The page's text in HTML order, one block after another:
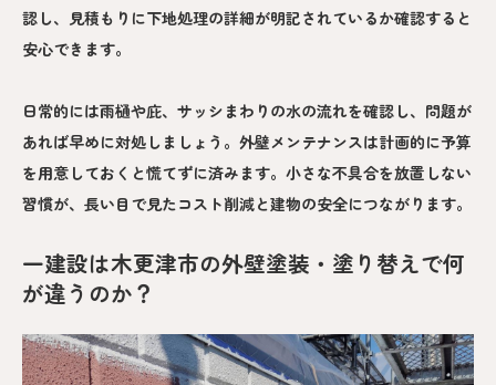
認し、見積もりに下地処理の詳細が明記されているか確認すると
安心できます。
日常的には雨樋や庇、サッシまわりの水の流れを確認し、問題が
あれば早めに対処しましょう。外壁メンテナンスは計画的に予算
を用意しておくと慌てずに済みます。小さな不具合を放置しない
習慣が、長い目で見たコスト削減と建物の安全につながります。
一建設は木更津市の外壁塗装・塗り替えで何
が違うのか？